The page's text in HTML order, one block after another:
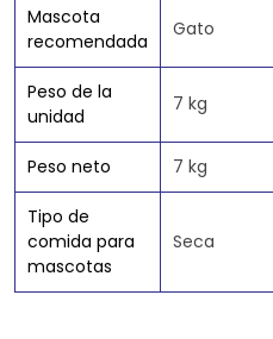
Mascota
recomendada
Gato
Peso de la
unidad
7 kg
Peso neto 7 kg
Tipo de
comida para
mascotas
Seca